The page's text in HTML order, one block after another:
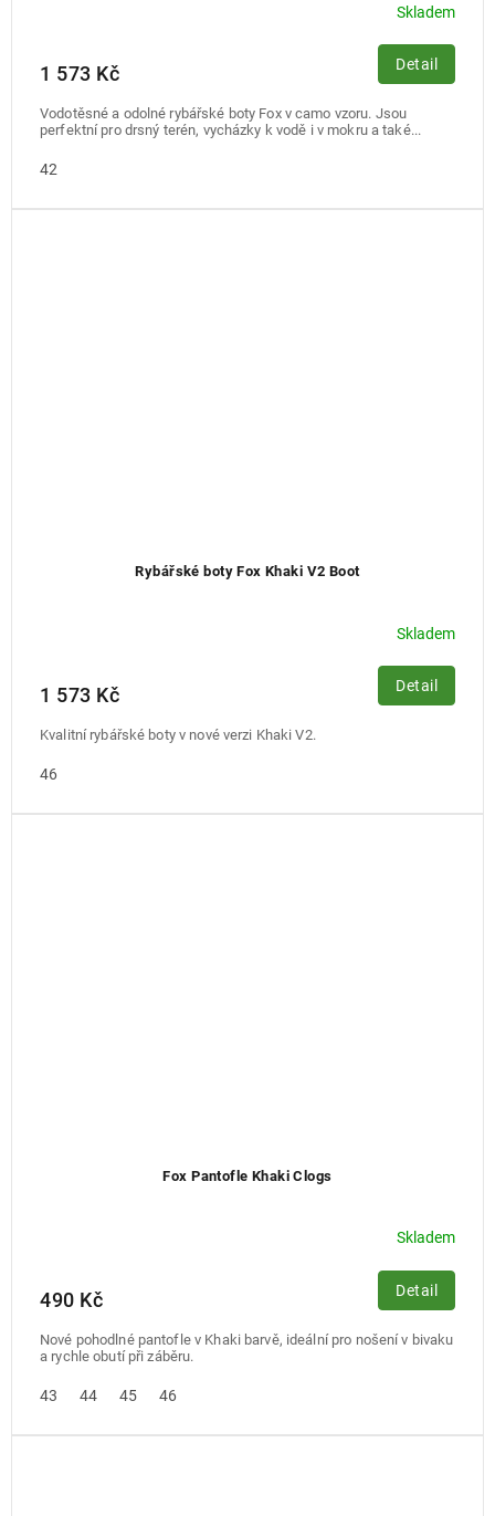
Skladem
1 573 Kč Detail
Vodotěsné a odolné rybářské boty Fox v camo vzoru. Jsou
perfektní pro drsný terén, vycházky k vodě i v mokru a také...
42
Rybářské boty Fox Khaki V2 Boot
Skladem
1 573 Kč Detail
Kvalitní rybářské boty v nové verzi Khaki V2.
46
Fox Pantofle Khaki Clogs
Skladem
490 Kč Detail
Nové pohodlné pantofle v Khaki barvě, ideální pro nošení v bivaku
a rychle obutí při záběru.
43 44 45 46